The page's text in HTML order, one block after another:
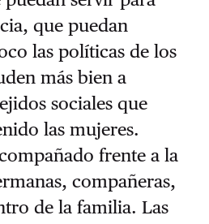
que puedan
las políticas de los
más bien a
sociales que
las mujeres.
frente a la
compañeras,
de la familia. Las